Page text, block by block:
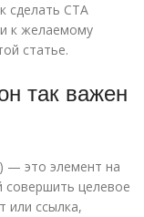
сделать CTA
к желаемому
статье.
так важен
— это элемент на
совершить целевое
или ссылка,